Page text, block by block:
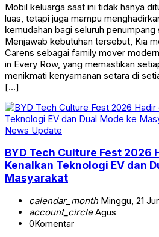
Mobil keluarga saat ini tidak hanya
luas, tetapi juga mampu
kemudahan bagi seluruh penumpang
Menjawab kebutuhan tersebut, Kia
Carens sebagai family mover
in Every Row, yang memastikan
menikmati kenyamanan setara di
[…]
News Update
BYD Tech Culture Fest 2026
Kenalkan Teknologi EV dan
Masyarakat
calendar_monthMinggu, 21
account_circleAgus
0Komentar